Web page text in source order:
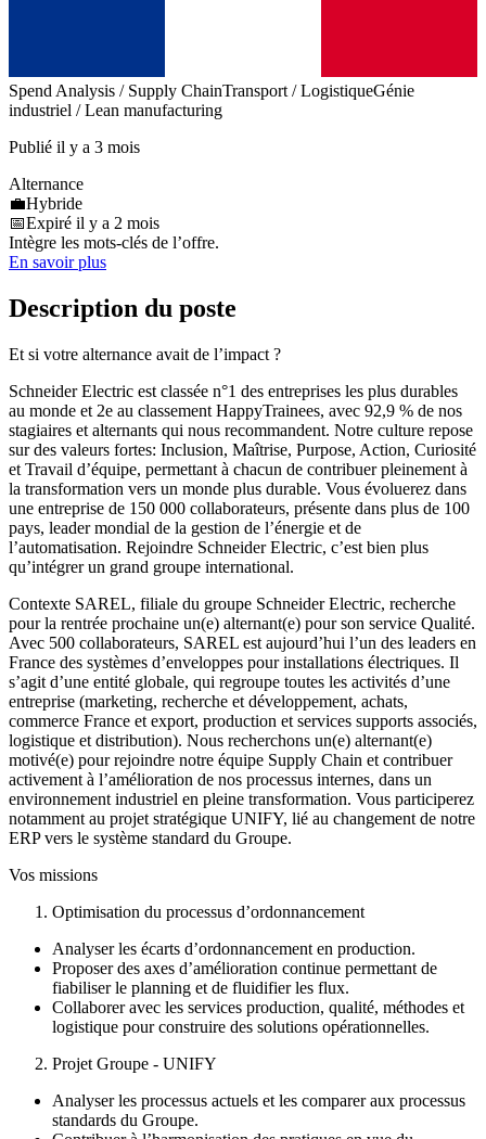
Spend Analysis / Supply ChainTransport / LogistiqueGénie
industriel / Lean manufacturing
Publié il y a 3 mois
Alternance
💼Hybride
📅Expiré il y a 2 mois
Intègre les mots-clés de l’offre.
En savoir plus
Description du poste
Et si votre alternance avait de l’impact ?
Schneider Electric est classée n°1 des entreprises les plus durables
au monde et 2e au classement HappyTrainees, avec 92,9 % de nos
stagiaires et alternants qui nous recommandent. Notre culture repose
sur des valeurs fortes: Inclusion, Maîtrise, Purpose, Action, Curiosité
et Travail d’équipe, permettant à chacun de contribuer pleinement à
la transformation vers un monde plus durable. Vous évoluerez dans
une entreprise de 150 000 collaborateurs, présente dans plus de 100
pays, leader mondial de la gestion de l’énergie et de
l’automatisation. Rejoindre Schneider Electric, c’est bien plus
qu’intégrer un grand groupe international.
Contexte SAREL, filiale du groupe Schneider Electric, recherche
pour la rentrée prochaine un(e) alternant(e) pour son service Qualité.
Avec 500 collaborateurs, SAREL est aujourd’hui l’un des leaders en
France des systèmes d’enveloppes pour installations électriques. Il
s’agit d’une entité globale, qui regroupe toutes les activités d’une
entreprise (marketing, recherche et développement, achats,
commerce France et export, production et services supports associés,
logistique et distribution). Nous recherchons un(e) alternant(e)
motivé(e) pour rejoindre notre équipe Supply Chain et contribuer
activement à l’amélioration de nos processus internes, dans un
environnement industriel en pleine transformation. Vous participerez
notamment au projet stratégique UNIFY, lié au changement de notre
ERP vers le système standard du Groupe.
Vos missions
Optimisation du processus d’ordonnancement
Analyser les écarts d’ordonnancement en production.
Proposer des axes d’amélioration continue permettant de
fiabiliser le planning et de fluidifier les flux.
Collaborer avec les services production, qualité, méthodes et
logistique pour construire des solutions opérationnelles.
Projet Groupe - UNIFY
Analyser les processus actuels et les comparer aux processus
standards du Groupe.